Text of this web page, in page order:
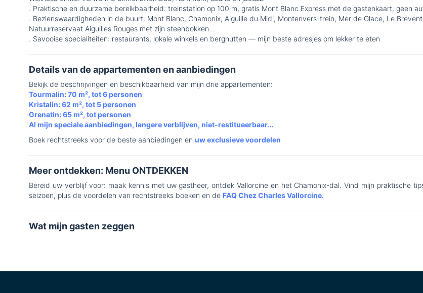
. Praktische en duurzame bereikbaarheid: treinstation op 100 m, gratis Mont Blanc Express met de gastenkaart, geen
. Bezienswaardigheden in de buurt: Mont Blanc, Chamonix, Aiguille du Midi, Montenvers-trein, Mer de Glace, Le
Natuurreservaat Aiguilles Rouges met zijn steenbokken…
. Savooise specialiteiten: restaurants, lokale winkels en berghutten — mijn beste adresjes om lekker te eten
Details van de appartementen en aanbiedingen
Bekijk de beschrijvingen en beschikbaarheid van mijn drie appartementen:
Tourmalin: 70 m², tot 6 personen
Kristalin: 62 m², tot 5 personen
Grenatin: 65 m², tot personen
Al mijn speciale aanbiedingen, langere verblijven, niet-restitueerbaar...
Boek rechtstreeks voor de beste aanbiedingen en uw exclusieve voordelen
Meer ontdekken: Menu ONTDEKKEN
Bereid uw verblijf voor: maak kennis met uw gastheer, ontdek Vallorcine en het Chamonix-dal. Vind mijn praktische
seizoen, plus de voordelen van rechtstreeks boeken en de FAQ Chez Charles Vallorcine.
Wat mijn gasten zeggen